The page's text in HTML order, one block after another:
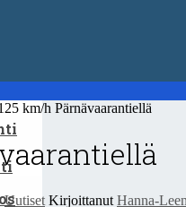
km/h Pärnävaarantiellä
Uutiset Kirjoittanut Hanna-